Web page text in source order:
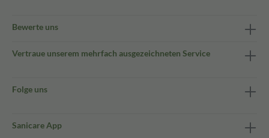
Bewerte uns
Vertraue unserem mehrfach ausgezeichneten Service
Folge uns
Sanicare App